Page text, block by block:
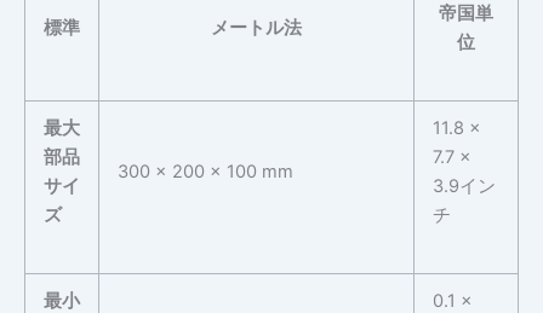
標準 メートル法
帝国単
位
最大
部品
サイ
ズ
300 x 200 x 100 mm
11.8 ×
7.7 ×
3.9イン
チ
最小
0.1 ×